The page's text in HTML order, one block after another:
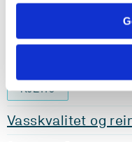
Krav: 30
Obligatoriske
KJE110
Vasskvalitet og